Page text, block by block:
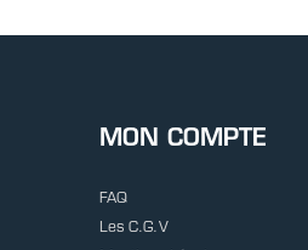
MON COMPTE
FAQ
Les C.G.V